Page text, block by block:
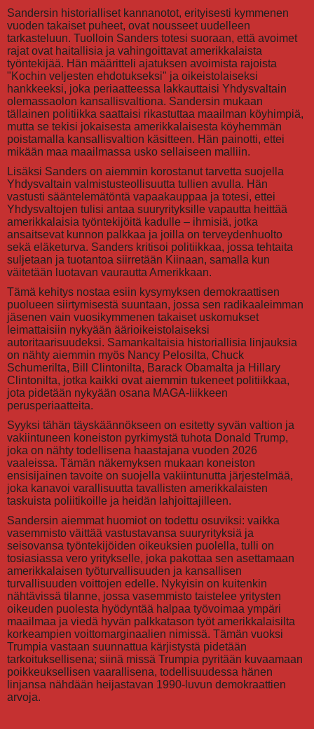
Sandersin historialliset kannanotot, erityisesti kymmenen
vuoden takaiset puheet, ovat nousseet uudelleen
tarkasteluun. Tuolloin Sanders totesi suoraan, että avoimet
rajat ovat haitallisia ja vahingoittavat amerikkalaista
työntekijää. Hän määritteli ajatuksen avoimista rajoista
"Kochin veljesten ehdotukseksi" ja oikeistolaiseksi
hankkeeksi, joka periaatteessa lakkauttaisi Yhdysvaltain
olemassaolon kansallisvaltiona. Sandersin mukaan
tällainen politiikka saattaisi rikastuttaa maailman köyhimpiä,
mutta se tekisi jokaisesta amerikkalaisesta köyhemmän
poistamalla kansallisvaltion käsitteen. Hän painotti, ettei
mikään maa maailmassa usko sellaiseen malliin.
Lisäksi Sanders on aiemmin korostanut tarvetta suojella
Yhdysvaltain valmistusteollisuutta tullien avulla. Hän
vastusti sääntelemätöntä vapaakauppaa ja totesi, ettei
Yhdysvaltojen tulisi antaa suuryrityksille vapautta heittää
amerikkalaisia työntekijöitä kadulle – ihmisiä, jotka
ansaitsevat kunnon palkkaa ja joilla on terveydenhuolto
sekä eläketurva. Sanders kritisoi politiikkaa, jossa tehtaita
suljetaan ja tuotantoa siirretään Kiinaan, samalla kun
väitetään luotavan vaurautta Amerikkaan.
Tämä kehitys nostaa esiin kysymyksen demokraattisen
puolueen siirtymisestä suuntaan, jossa sen radikaaleimman
jäsenen vain vuosikymmenen takaiset uskomukset
leimattaisiin nykyään äärioikeistolaiseksi
autoritaarisuudeksi. Samankaltaisia historiallisia linjauksia
on nähty aiemmin myös Nancy Pelosilta, Chuck
Schumerilta, Bill Clintonilta, Barack Obamalta ja Hillary
Clintonilta, jotka kaikki ovat aiemmin tukeneet politiikkaa,
jota pidetään nykyään osana MAGA-liikkeen
perusperiaatteita.
Syyksi tähän täyskäännökseen on esitetty syvän valtion ja
vakiintuneen koneiston pyrkimystä tuhota Donald Trump,
joka on nähty todellisena haastajana vuoden 2026
vaaleissa. Tämän näkemyksen mukaan koneiston
ensisijainen tavoite on suojella vakiintunutta järjestelmää,
joka kanavoi varallisuutta tavallisten amerikkalaisten
taskuista poliitikoille ja heidän lahjoittajilleen.
Sandersin aiemmat huomiot on todettu osuviksi: vaikka
vasemmisto väittää vastustavansa suuryrityksiä ja
seisovansa työntekijöiden oikeuksien puolella, tulli on
tosiasiassa vero yritykselle, joka pakottaa sen asettamaan
amerikkalaisen työturvallisuuden ja kansallisen
turvallisuuden voittojen edelle. Nykyisin on kuitenkin
nähtävissä tilanne, jossa vasemmisto taistelee yritysten
oikeuden puolesta hyödyntää halpaa työvoimaa ympäri
maailmaa ja viedä hyvän palkkatason työt amerikkalaisilta
korkeampien voittomarginaalien nimissä. Tämän vuoksi
Trumpia vastaan suunnattua kärjistystä pidetään
tarkoituksellisena; siinä missä Trumpia pyritään kuvaamaan
poikkeuksellisen vaarallisena, todellisuudessa hänen
linjansa nähdään heijastavan 1990-luvun demokraattien
arvoja.